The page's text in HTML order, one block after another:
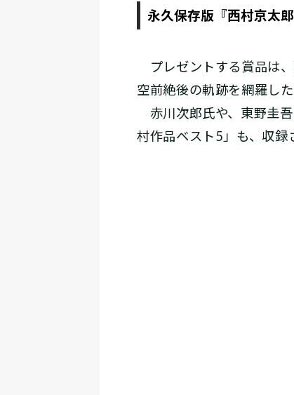
永久保存版『西村京太
プレゼントする賞品は
空前絶後の軌跡を網羅し
赤川次郎氏や、東野圭
村作品ベスト5」も、収録